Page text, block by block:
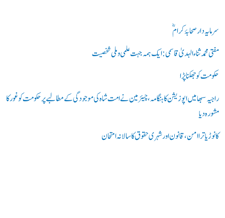
ر
ی
ں
:
سرمایہ دار صحابۂ کرامؓ
مفتی محمد ثناء الہدیٰ قاسمی: ایک ہمہ جہت علمی و ملی شخصیت
حکومت کو جھکنا پڑا
راجیہ سبھا میں اپوزیشن کا ہنگامہ، چیئرمین نے امت شاہ کی موجودگی کے مطالبے پر حکومت کو غور کا
مشورہ دیا
کانوڑ یاترا امن،قانون اور شہری حقوق کا سالانہ امتحان